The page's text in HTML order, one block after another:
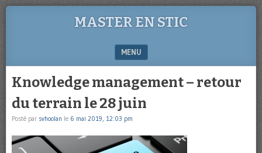
MASTER EN STIC
MENU
Knowledge management – retour
du terrain le 28 juin
Posté par svhoolan le 6 mai 2019, 12:03 pm